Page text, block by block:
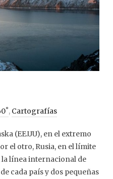
, Cartografías
(EE.UU), en el extremo
el otro, Rusia, en el límite
la línea internacional de
cada país y dos pequeñas